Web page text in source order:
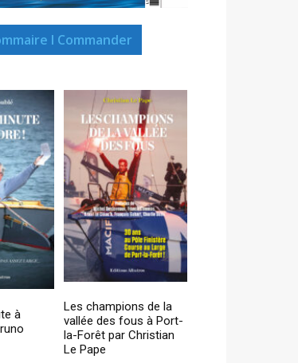
I Commander
à
Les champions de la
vallée des fous à Port-
la-Forêt par Christian
Le Pape